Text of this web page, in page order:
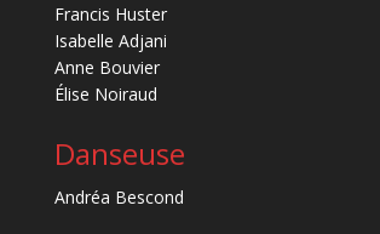
Francis Huster
Isabelle Adjani
Anne Bouvier
Élise Noiraud
Danseuse
Andréa Bescond